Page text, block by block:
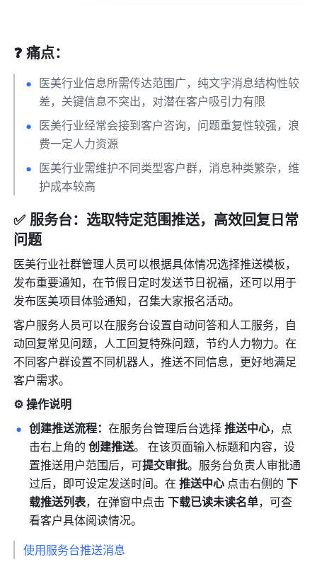
❓ 痛点：
医美行业信息所需传达范围广，纯文字消息结构性较
差，关键信息不突出，对潜在客户吸引力有限
医美行业经常会接到客户咨询，问题重复性较强，浪
费一定人力资源
医美行业需维护不同类型客户群，消息种类繁杂，维
护成本较高
✅ 服务台：选取特定范围推送，高效回复日常
问题
医美行业社群管理人员可以根据具体情况选择推送模板，
发布重要通知，在节假日定时发送节日祝福，还可以用于
发布医美项目体验通知，召集大家报名活动。
客户服务人员可以在服务台设置自动问答和人工服务，自
动回复常见问题，人工回复特殊问题，节约人力物力。在
不同客户群设置不同机器人，推送不同信息，更好地满足
客户需求。
⚙️ 操作说明
创建推送流程：在服务台管理后台选择 推送中心，点
击右上角的 创建推送。 在该页面输入标题和内容，设
置推送用户范围后，可提交审批。服务台负责人审批通
过后，即可设定发送时间。在 推送中心 点击右侧的 下
载推送列表，在弹窗中点击 下载已读未读名单，可查
看客户具体阅读情况。
使用服务台推送消息